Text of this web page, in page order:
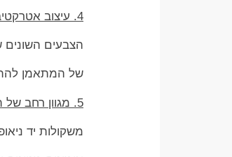
4. עיצוב אטרקטיבי ומזמין
הצבעים השונים
של המתאמן
5. מגוון רחב של תרגילים
משקולות יד